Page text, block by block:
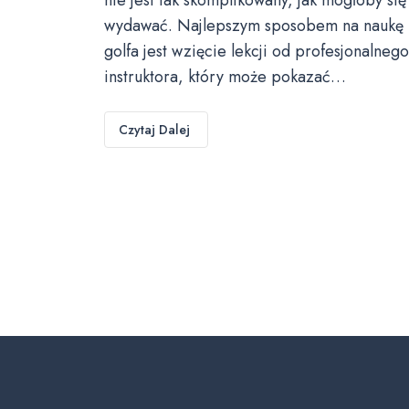
wydawać. Najlepszym sposobem na naukę
golfa jest wzięcie lekcji od profesjonalnego
instruktora, który może pokazać…
Czytaj Dalej